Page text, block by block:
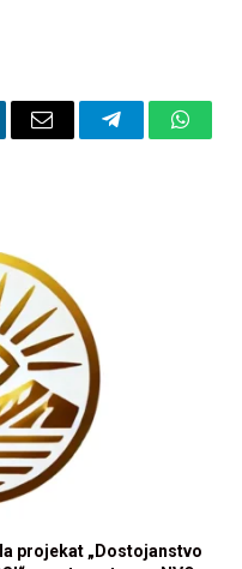
Email Telegram
projekat „Dostojanstvo